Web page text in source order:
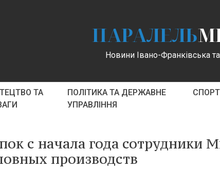
ПАРАЛЕЛЬ
Новини Івано-Франківська та
ТА
ПОЛІТИКА ТА ДЕРЖАВНЕ
УПРАВЛІННЯ
СПОРТ
с начала года сотрудники
производств